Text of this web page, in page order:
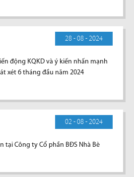
28 - 08 - 2024
động KQKD và ý kiến nhấn mạnh
xét 6 tháng đầu năm 2024
02 - 08 - 2024
tại Công ty Cổ phần BĐS Nhà Bè